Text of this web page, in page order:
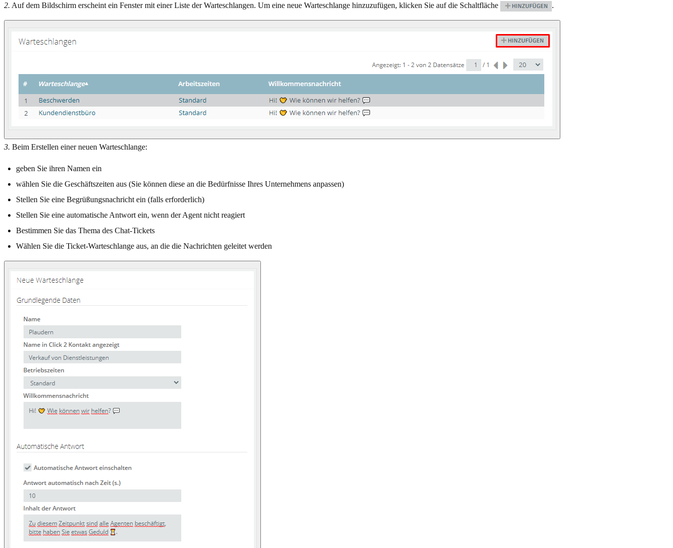
2. Auf dem Bildschirm erscheint ein Fenster mit einer Liste der Warteschlangen. Um eine neue Warteschlange hinzuzufügen, klicken Sie auf die Schaltfläche .
3. Beim Erstellen einer neuen Warteschlange:
geben Sie ihren Namen ein
wählen Sie die Geschäftszeiten aus (Sie können diese an die Bedürfnisse Ihres Unternehmens anpassen)
Stellen Sie eine Begrüßungsnachricht ein (falls erforderlich)
Stellen Sie eine automatische Antwort ein, wenn der Agent nicht reagiert
Bestimmen Sie das Thema des Chat-Tickets
Wählen Sie die Ticket-Warteschlange aus, an die die Nachrichten geleitet werden